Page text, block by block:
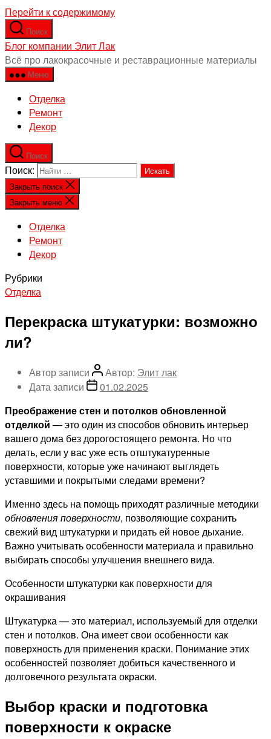
Перейти к содержимому
Поиск
Блог компании Элит Лак
Всё про лакокрасочные и реставрационные материалы
Меню
Отделка
Ремонт
Декор
Поиск
Поиск:
Закрыть поиск
Закрыть меню
Отделка
Ремонт
Декор
Рубрики
Отделка
Перекраска штукатурки: возможно
ли?
Автор записи Автор: Элит лак
Дата записи
01.02.2025
Преображение стен и потолков обновленной
отделкой — это один из способов обновить интерьер
вашего дома без дорогостоящего ремонта. Но что
делать, если у вас уже есть отштукатуренные
поверхности, которые уже начинают выглядеть
уставшими и покрытыми следами времени?
Именно здесь на помощь приходят различные методики
обновления поверхности, позволяющие сохранить
свежий вид штукатурки и придать ей новое дыхание.
Важно учитывать особенности материала и правильно
выбирать способы улучшения внешнего вида.
Особенности штукатурки как поверхности для
окрашивания
Штукатурка — это материал, используемый для отделки
стен и потолков. Она имеет свои особенности как
поверхность для применения краски. Понимание этих
особенностей позволяет добиться качественного и
долговечного результата окраски.
Выбор краски и подготовка
поверхности к окраске